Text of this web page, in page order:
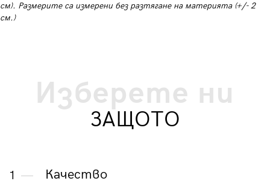
см). Размерите са измерени без разтягане на материята (+/- 2
см.)
Изберете ни
ЗАЩОТО
1 Качество